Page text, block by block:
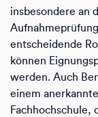
insbesondere an
entscheidende
können
werden. Auch
einem
Fachhochschule,